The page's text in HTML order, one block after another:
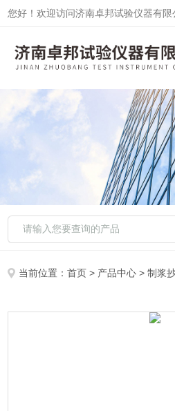
您好！欢迎访问济南卓邦试验仪器有限
当前位置：首页 > 产品中心 >制浆